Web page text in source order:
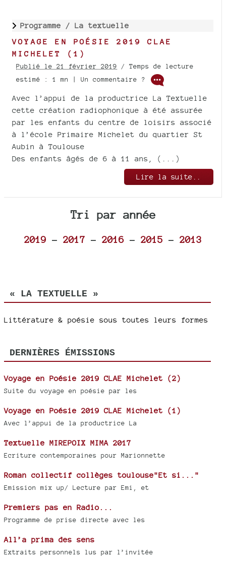
Programme / La textuelle
VOYAGE EN POÉSIE 2019 CLAE
MICHELET (1)
Publié le 21 février 2019 / Temps de lecture
estimé : 1 mn | Un commentaire ?
Avec l’appui de la productrice La Textuelle
cette création radiophonique à été assurée
par les enfants du centre de loisirs associé
à l’école Primaire Michelet du quartier St
Aubin à Toulouse
Des enfants âgés de 6 à 11 ans, (...)
Lire la suite..
Tri par année
2019 - 2017 - 2016 - 2015 - 2013
« LA TEXTUELLE »
Littérature & poésie sous toutes leurs formes
DERNIÈRES ÉMISSIONS
Voyage en Poésie 2019 CLAE Michelet (2)
Suite du voyage en poésie par les
Voyage en Poésie 2019 CLAE Michelet (1)
Avec l’appui de la productrice La
Textuelle MIREPOIX MIMA 2017
Ecriture contemporaines pour Marionnette
Roman collectif collèges toulouse"Et si..."
Emission mix up/ Lecture par Emi, et
Premiers pas en Radio...
Programme de prise directe avec les
All’a prima des sens
Extraits personnels lus par l’invitée